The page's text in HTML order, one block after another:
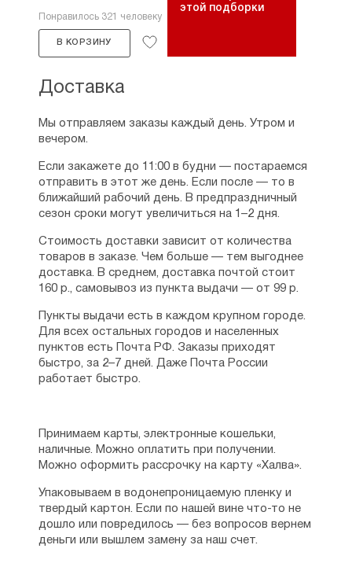
Что привело к расколу?
В чем суть правок
Низвержение Патриарха Никона
Комета над Москвой и Большой собор 1666 года
Религиозный раскол стал государственным:
Как раскол XVII века привел к революции 1917
года?
и новой
России
Петр меняет в стране время
Последний Патриарх Святой Руси
Библиографический список
Понравилось 321 человеку
В КОРЗИНУ
этой подборки
Доставка
Мы отправляем заказы каждый день. Утром и
вечером.
Если закажете до 11:00 в будни — постараемся
отправить в этот же день. Если после — то в
ближайший рабочий день. В предпраздничный
сезон сроки могут увеличиться на 1–2 дня.
Стоимость доставки зависит от количества
товаров в заказе. Чем больше — тем выгоднее
доставка. В среднем, доставка почтой стоит
160 р., самовывоз из пункта выдачи — от 99 р.
Пункты выдачи есть в каждом крупном городе.
Для всех остальных городов и населенных
пунктов есть Почта РФ. Заказы приходят
быстро, за 2–7 дней. Даже Почта России
работает быстро.
Принимаем карты, электронные кошельки,
наличные. Можно оплатить при получении.
Можно оформить рассрочку на карту «Халва».
Упаковываем в водонепроницаемую пленку и
твердый картон. Если по нашей вине что-то не
дошло или повредилось — без вопросов вернем
деньги или вышлем замену за наш счет.